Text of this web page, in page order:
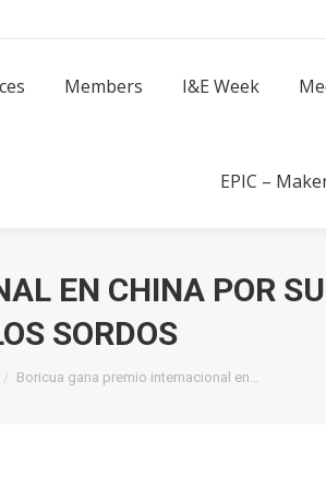
Members I&E Week
EPIC –
EN CHINA POR
SORDOS
Boricua gana premio internacional en…
Success Stories